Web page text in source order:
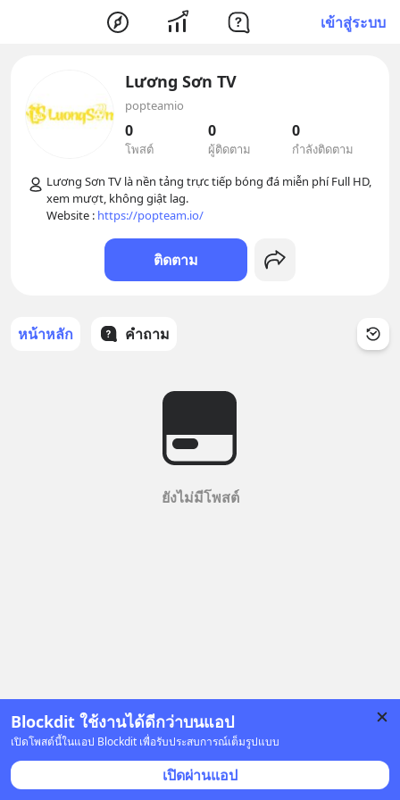
เข้าสู่ระบบ
Blockdit ใช้งานได้ดีกว่าบนแอป
เปิดโพสต์นี้ในแอป Blockdit เพื่อรับประสบการณ์เต็มรูปแบบ
เปิดผ่านแอป
Lương Sơn TV
popteamio
0
โพสต์
0
ผู้ติดตาม
0
กำลังติดตาม
Lương Sơn TV là nền tảng trực tiếp bóng đá miễn phí Full HD,
xem mượt, không giật lag.
Website : https://popteam.io/
ติดตาม
หน้าหลัก คำถาม
ยังไม่มีโพสต์